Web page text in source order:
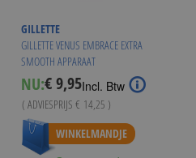
GILLETTE
GILLETTE VENUS EMBRACE EXTRA
SMOOTH APPARAAT
NU:Special
Price
€ 9,95Incl. Btw
( ADVIESPRIJS € 14,25 )
WINKELMANDJE